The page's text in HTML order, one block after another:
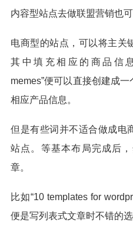
内容型站点去做联盟营销也可
电商型的站点，可以将主关
其中填充相应的商品信
memes”便可以直接创建成
相应产品信息。
但是有些词并不适合做成电
站点。等基本布局完成后
章。
比如“10 templates for
便是写列表式文章时不错的选